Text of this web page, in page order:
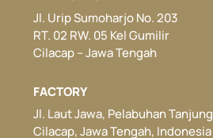
Jl. Urip Sumoharjo No. 203
RT. 02 RW. 05 Kel Gumilir
Cilacap – Jawa Tengah
FACTORY
Jl. Laut Jawa, Pelabuhan
Cilacap, Jawa Tengah, Indonesia